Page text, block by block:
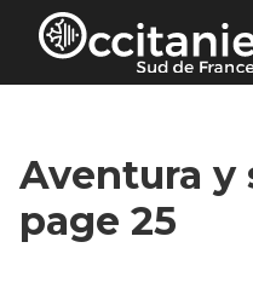
Panel de gestión de cookies
Aventura y
page 25